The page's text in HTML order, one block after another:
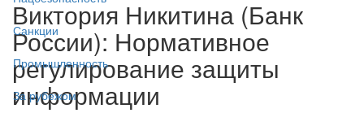
Санкции
Промышленность
За рубежом
Виктория Никитина (Банк
России): Нормативное
регулирование защиты
информации